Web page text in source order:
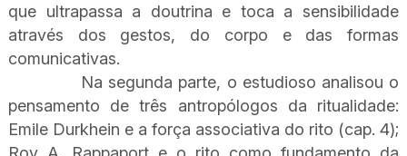
que ultrapassa a doutrina e toca a sensibilidade
através dos gestos, do corpo e das formas
comunicativas.
Na segunda parte, o estudioso analisou o
pensamento de três antropólogos da ritualidade:
Emile Durkhein e a força associativa do rito (cap. 4);